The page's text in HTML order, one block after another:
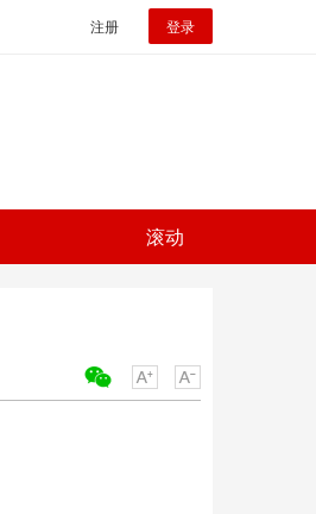
注册 登录
滚动